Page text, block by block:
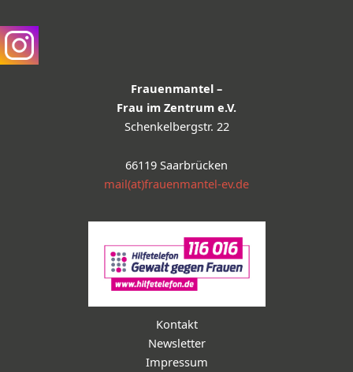
Frauenmantel –
Frau im Zentrum e.V.
Schenkelbergstr. 22
66119 Saarbrücken
mail(at)frauenmantel-ev.de
Kontakt
Newsletter
Impressum